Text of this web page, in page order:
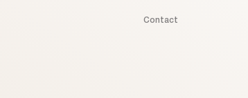
Contact